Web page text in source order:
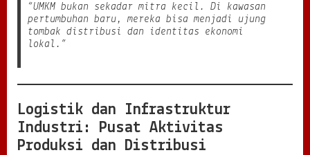
“UMKM bukan sekadar mitra kecil. Di kawasan
pertumbuhan baru, mereka bisa menjadi ujung
tombak distribusi dan identitas ekonomi
lokal.”
Logistik dan Infrastruktur
Industri: Pusat Aktivitas
Produksi dan Distribusi